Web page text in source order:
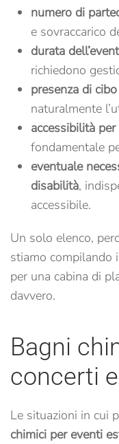
numero di
e sovraccarico
durata
richiedono
presenza di
naturalmente
accessibilità
fondamentale
eventuale
disabilità,
accessibile.
Un solo elenco,
stiamo compilando
per una cabina di
davvero.
Bagni
concerti
Le situazioni in cui
chimici per eventi